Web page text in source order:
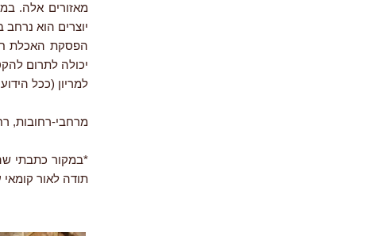
מאזורים אלה.
יוצרים הוא נרחב
הפסקת האכלת
יכולה לתרום
למריון (ככל
מרחבי-רחובות, רחובות,
*במקור כתבתי
תודה לאור קומאי